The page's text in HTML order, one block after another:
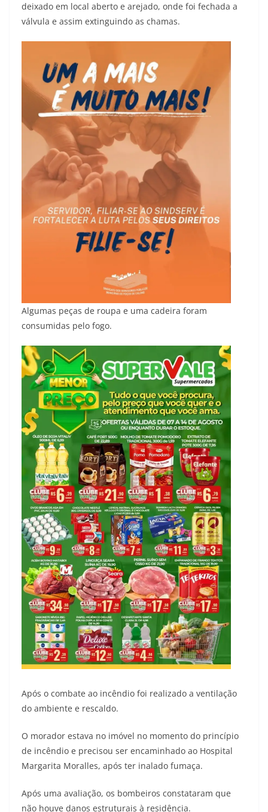
deixado em local aberto e arejado, onde foi fechada a
válvula e assim extinguindo as chamas.
Algumas peças de roupa e uma cadeira foram
consumidas pelo fogo.
Após o combate ao incêndio foi realizado a ventilação
do ambiente e rescaldo.
O morador estava no imóvel no momento do princípio
de incêndio e precisou ser encaminhado ao Hospital
Margarita Moralles, após ter inalado fumaça.
Após uma avaliação, os bombeiros constataram que
não houve danos estruturais à residência.